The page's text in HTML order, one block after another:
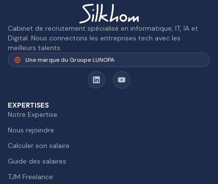
Cabinet de recrutement spécialisé en informatique, IT, IA et
Digital. Nous connectons les entreprises tech avec les
meilleurs talents.
Une marque du Groupe LUNOPA
EXPERTISES
Notre Expertise
Nous rejoindre
Calculer son salaire
Guide des salaires
TJM Freelance